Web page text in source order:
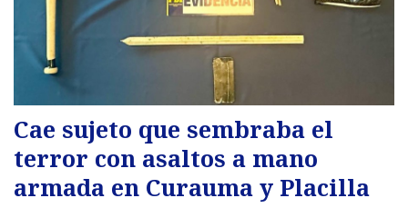
Cae sujeto que sembraba el
terror con asaltos a mano
armada en Curauma y Placilla